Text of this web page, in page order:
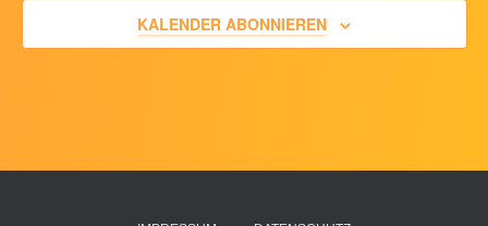
KALENDER ABONNIEREN